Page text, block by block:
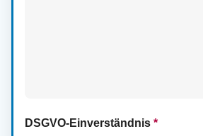
DSGVO-Einverständnis *